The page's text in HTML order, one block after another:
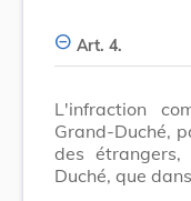
Art. 4.
L'infraction
Grand-Duché,
des
Duché, que